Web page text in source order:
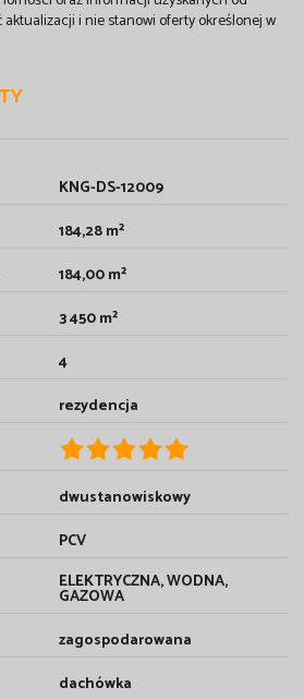
aktualizacji i nie stanowi oferty określonej w
KNG-DS-12009
184,28 m²
184,00 m²
3 450 m²
4
rezydencja
dwustanowiskowy
PCV
ELEKTRYCZNA, WODNA,
GAZOWA
zagospodarowana
dachówka